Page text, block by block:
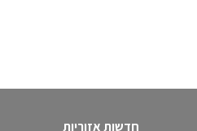
חדשות אזוריות